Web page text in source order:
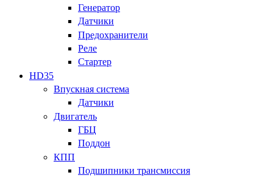
Генератор
Датчики
Предохранители
Реле
Стартер
HD35
Впускная система
Датчики
Двигатель
ГБЦ
Поддон
КПП
Подшипники трансмиссия